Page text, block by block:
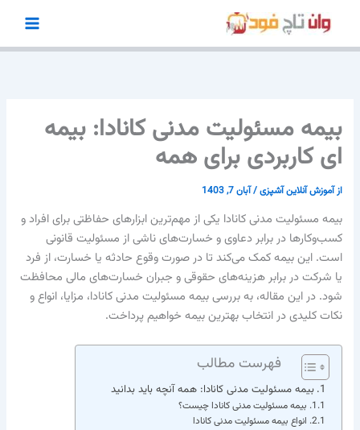
محتوا
بیمه مسئولیت مدنی کانادا: بیمه
ای کاربردی برای همه
ازآموزش آنلاین آشپزی/آبان 7, 1403
بیمه مسئولیت مدنی کانادا یکی از مهم‌ترین ابزارهای حفاظتی برای افراد و
کسب‌وکارها در برابر دعاوی و خسارت‌های ناشی از مسئولیت قانونی
است. این بیمه کمک می‌کند تا در صورت وقوع حادثه یا خسارت، از فرد
یا شرکت در برابر هزینه‌های حقوقی و جبران خسارت‌های مالی محافظت
شود. در این مقاله، به بررسی بیمه مسئولیت مدنی کانادا، مزایا، انواع و
نکات کلیدی در انتخاب بهترین بیمه خواهیم پرداخت.
فهرست مطالب
بیمه مسئولیت مدنی کانادا: همه آنچه باید بدانید
بیمه مسئولیت مدنی کانادا چیست؟
انواع بیمه مسئولیت مدنی کانادا